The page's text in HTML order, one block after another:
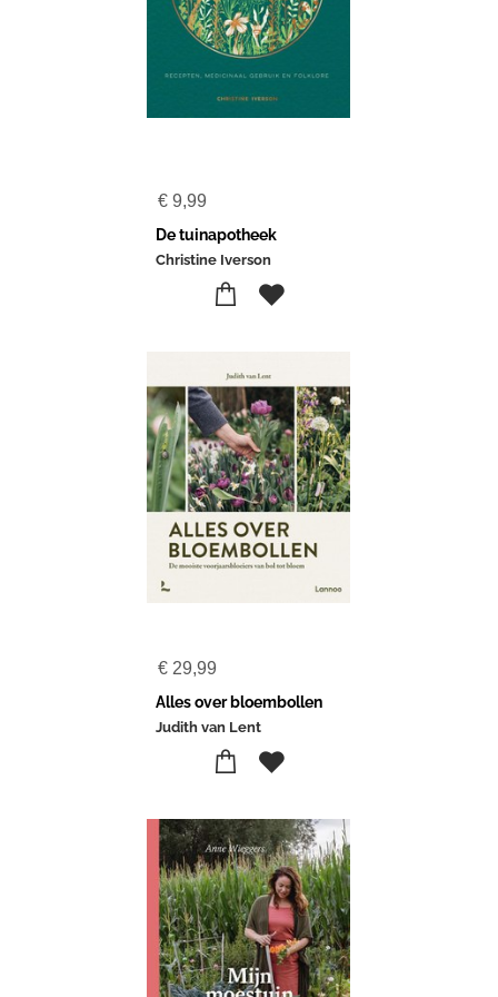
€ 9,99
De tuinapotheek
Christine Iverson
€ 29,99
Alles over bloembollen
Judith van Lent